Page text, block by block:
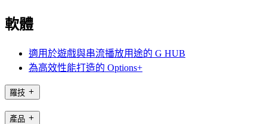
軟體
適用於遊戲與串流播放用途的 G HUB
為高效性能打造的 Options+
羅技
產品